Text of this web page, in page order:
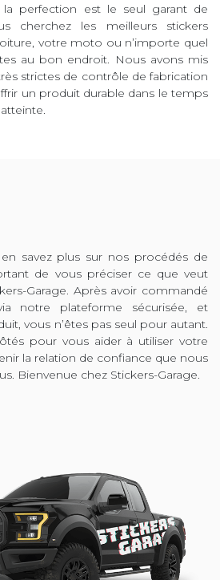
la perfection est le seul garant de
cherchez les meilleurs stickers
votre moto ou n’importe quel
au bon endroit. Nous avons mis
strictes de contrôle de fabrication
un produit durable dans le temps
savez plus sur nos procédés de
de vous préciser ce que veut
Garage. Après avoir commandé
notre plateforme sécurisée, et
vous n’êtes pas seul pour autant.
pour vous aider à utiliser votre
la relation de confiance que nous
Bienvenue chez Stickers-Garage.